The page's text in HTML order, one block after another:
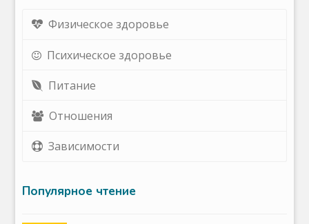
Физическое здоровье
Психическое здоровье
Питание
Отношения
Зависимости
Популярное чтение